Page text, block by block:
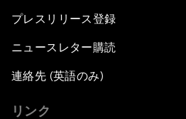
プレスリリース登録
ニュースレター購読
連絡先 (英語のみ)
リンク